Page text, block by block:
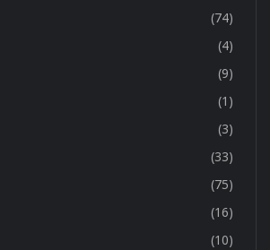
(74)
(4)
(9)
(1)
(3)
(33)
(75)
(16)
(10)